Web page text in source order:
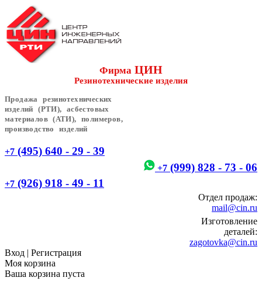
Фирма ЦИН
Резинотехнические изделия
Продажа резинотехнических
изделий (РТИ), асбестовых
материалов (АТИ), полимеров,
производство изделий
+7 (495) 640 - 29 - 39
+7 (999) 828 - 73 - 06
+7 (926) 918 - 49 - 11
Отдел продаж:
mail@cin.ru
Изготовление
деталей:
zagotovka@cin.ru
Вход | Регистрация
Моя корзина
Ваша корзина пуста